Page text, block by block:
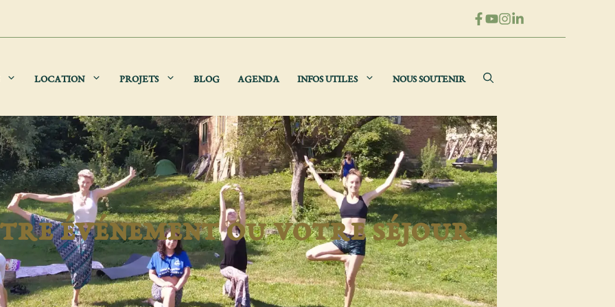
LOCATION PROJETS BLOG AGENDA INFOS UTILES NOUS SOUTENIR
événement ou votre séjour